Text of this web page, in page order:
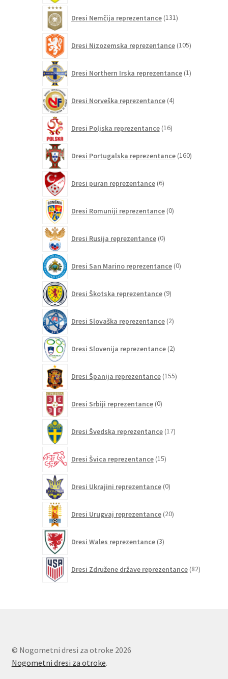
Dresi Nemčija reprezentance 131izdelkov
Dresi Nizozemska reprezentance 105izdelkov
Dresi Northern Irska reprezentance 1izdelek
Dresi Norveška reprezentance 4izdelki
Dresi Poljska reprezentance 16izdelkov
Dresi Portugalska reprezentance 160izdelkov
Dresi puran reprezentance 6izdelkov
Dresi Romuniji reprezentance 0izdelkov
Dresi Rusija reprezentance 0izdelkov
Dresi San Marino reprezentance 0izdelkov
Dresi Škotska reprezentance 9izdelkov
Dresi Slovaška reprezentance 2izdelka
Dresi Slovenija reprezentance 2izdelka
Dresi Španija reprezentance 155izdelkov
Dresi Srbiji reprezentance 0izdelkov
Dresi Švedska reprezentance 17izdelkov
Dresi Švica reprezentance 15izdelkov
Dresi Ukrajini reprezentance 0izdelkov
Dresi Urugvaj reprezentance 20izdelkov
Dresi Wales reprezentance 3izdelki
Dresi Združene države reprezentance 82izdelkov
© Nogometni dresi za otroke 2026
Nogometni dresi za otroke.